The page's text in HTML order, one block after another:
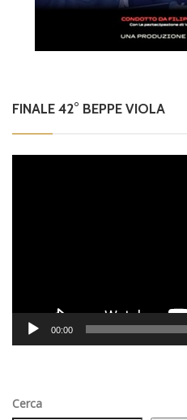
FINALE 42° BEPPE VIOLA
00:00
Cerca